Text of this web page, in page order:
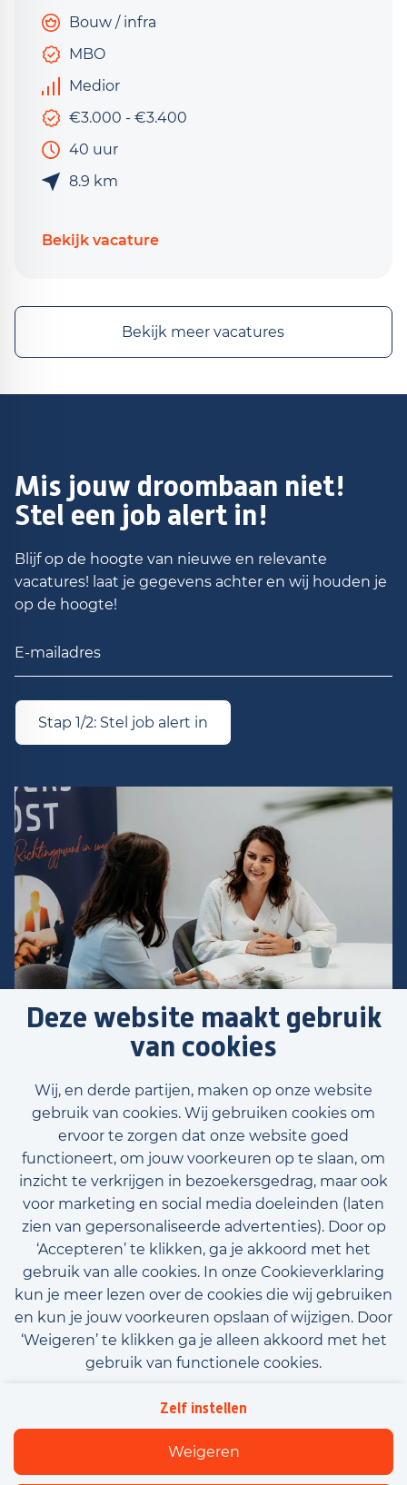
Deze website maakt gebruik
van cookies
Wij, en derde partijen, maken op onze website
gebruik van cookies. Wij gebruiken cookies om
ervoor te zorgen dat onze website goed
functioneert, om jouw voorkeuren op te slaan, om
inzicht te verkrijgen in bezoekersgedrag, maar ook
voor marketing en social media doeleinden (laten
zien van gepersonaliseerde advertenties). Door op
‘Accepteren’ te klikken, ga je akkoord met het
gebruik van alle cookies. In onze Cookieverklaring
kun je meer lezen over de cookies die wij gebruiken
en kun je jouw voorkeuren opslaan of wijzigen. Door
‘Weigeren’ te klikken ga je alleen akkoord met het
gebruik van functionele cookies.
Zelf instellen
Weigeren
Bouw / infra
MBO
Medior
€3.000 - €3.400
40 uur
8.9 km
Bekijk vacature
Bekijk meer vacatures
Mis jouw droombaan niet!
Stel een job alert in!
Blijf op de hoogte van nieuwe en relevante
vacatures! laat je gegevens achter en wij houden je
op de hoogte!
Stap 1/2: Stel job alert in
Algemene voorwaarden Privacy
Cookies